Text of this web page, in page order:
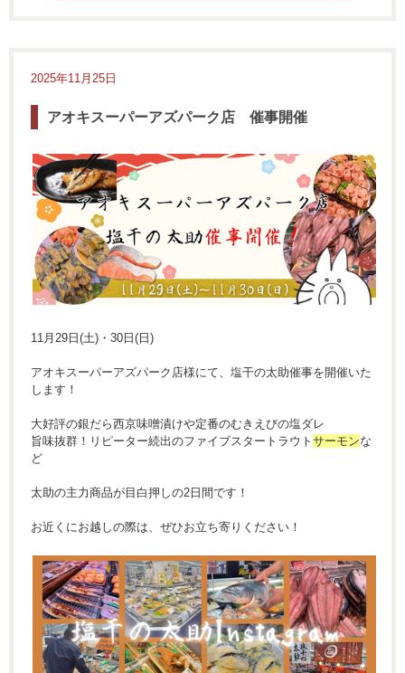
2025年11月25日
アオキスーパーアズパーク店 催事開催
11月29日(土)・30日(日)
アオキスーパーアズパーク店様にて、塩干の太助催事を開催いた
します！
大好評の銀だら西京味噌漬けや定番のむきえびの塩ダレ
旨味抜群！リピーター続出のファイブスタートラウト サーモンな
ど
太助の主力商品が目白押しの2日間です！
お近くにお越しの際は、ぜひお立ち寄りください！